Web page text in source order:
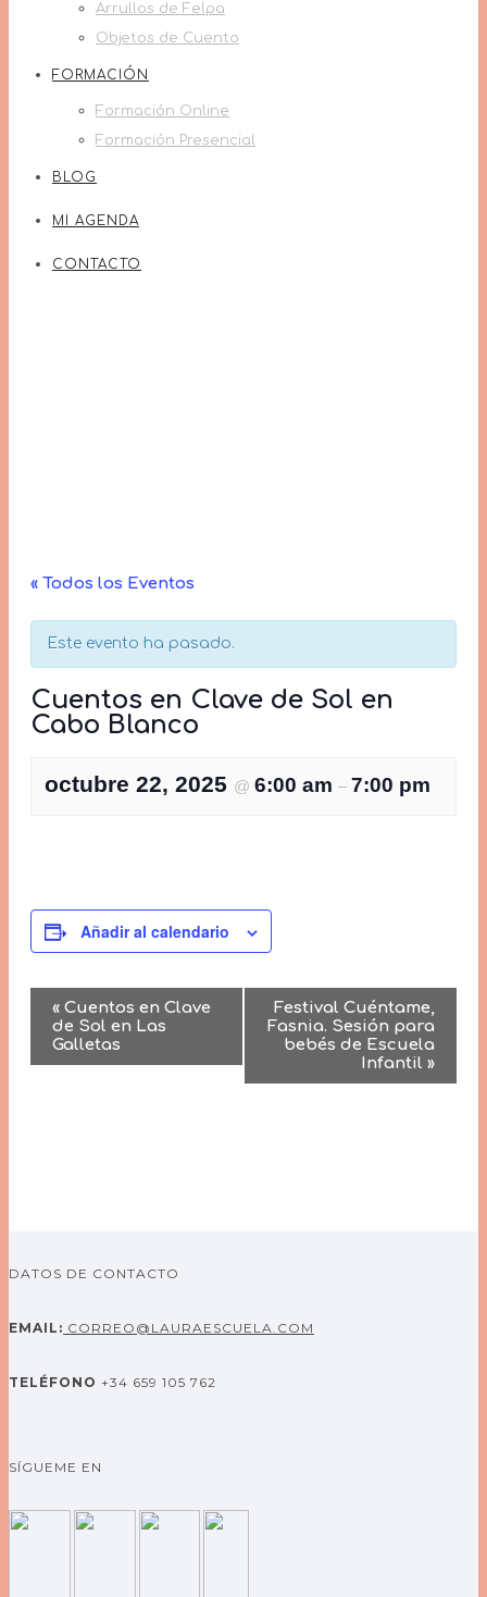
Arrullos de Felpa
Objetos de Cuento
FORMACIÓN
Formación Online
Formación Presencial
BLOG
MI AGENDA
CONTACTO
« Todos los Eventos
Este evento ha pasado.
Cuentos en Clave de Sol en
Cabo Blanco
octubre 22, 2025 @ 6:00 am – 7:00 pm
Añadir al calendario
Navegación
del
« Cuentos en Clave
de Sol en Las
Galletas
Festival Cuéntame,
Fasnia. Sesión para
bebés de Escuela
Infantil »
DATOS DE CONTACTO
EMAIL: CORREO@LAURAESCUELA.COM
TELÉFONO +34 659 105 762
SÍGUEME EN